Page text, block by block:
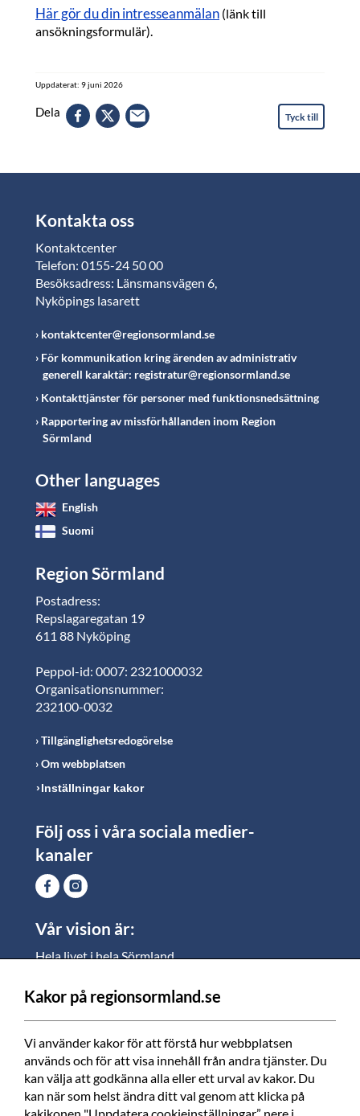
Här gör du din intresseanmälan (länk till
ansökningsformulär).
Uppdaterat: 9 juni 2026
Dela Tyck till
Kontakta oss
Kontaktcenter
Telefon: 0155-24 50 00
Besöksadress: Länsmansvägen 6,
Nyköpings lasarett
kontaktcenter@regionsormland.se
För kommunikation kring ärenden av administrativ
generell karaktär: registratur@regionsormland.se
Kontakttjänster för personer med funktionsnedsättning
Rapportering av missförhållanden inom Region
Sörmland
Other languages
English
Suomi
Region Sörmland
Postadress:
Repslagaregatan 19
611 88 Nyköping
Peppol-id: 0007: 2321000032
Organisationsnummer:
232100-0032
Tillgänglighetsredogörelse
Om webbplatsen
Inställningar kakor
Följ oss i våra sociala medier-
kanaler
Vår vision är:
Hela livet i hela Sörmland.
vi vill skapa jämlika möjligheter för både
medarbetare och invånare att växa.
Vi är en tillgänglig region som varje dag förbättrar
livskvaliteten för alla som bor och verkar i Sörmland.
Vi är en pålitlig samhällsaktör som använder våra
Kakor på regionsormland.se
Vi använder kakor för att förstå hur webbplatsen
används och för att visa innehåll från andra tjänster. Du
kan välja att godkänna alla eller ett urval av kakor. Du
kan när som helst ändra ditt val genom att klicka på